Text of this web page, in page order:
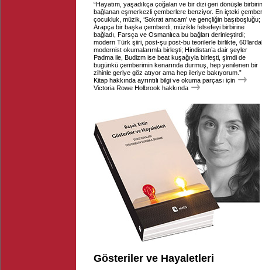
“Hayatım, yaşadıkça çoğalan ve bir dizi geri dönüşle
bağlanan eşmerkezli çemberlere benziyor. En içteki çember
çocukluk, müzik, ‘Sokrat amcam’ ve gençliğin başıboşluğu;
Arapça bir başka çemberdi, müzikle felsefeyi birbirine
bağladı, Farsça ve Osmanlıca bu bağları derinleştirdi;
modern Türk şiiri, post-şu post-bu teorilerle birlikte,
modernist okumalarımla birleşti; Hindistan’a dair şeyler
Padma ile, Budizm ise beat kuşağıyla birleşti, şimdi de
bugünkü çemberimin kenarında durmuş, hep yenilenen bir
zihinle geriye göz atıyor ama hep ileriye bakıyorum.”
Kitap hakkında ayrıntılı bilgi ve okuma parçası için
Victoria Rowe Holbrook hakkında
Gösteriler ve Hayaletleri